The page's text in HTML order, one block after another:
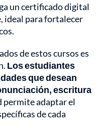
un certificado digital
ideal para fortalecer
de estos cursos es
Los estudiantes
que desean
escritura
permite adaptar el
de cada